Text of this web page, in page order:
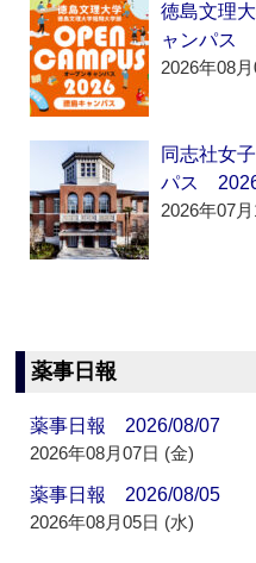
徳島文理
ャンパス
2026年08
同志社女
パス
2026年07
薬事日報
薬事日報 2026/08/07
2026年08月07日 (金)
薬事日報 2026/08/05
2026年08月05日 (水)